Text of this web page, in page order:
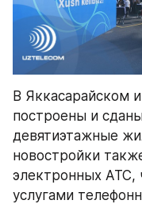
В Яккасарайском
построены и
девятиэтажные
новостройки
электронных АТС,
услугами